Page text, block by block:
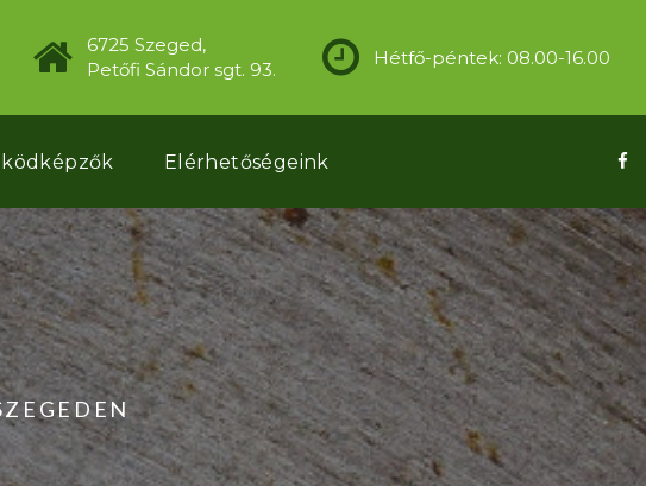
6725 Szeged,
Petőfi Sándor sgt. 93.
Hétfő-péntek: 08.00-16.00
Elérhetőségeink